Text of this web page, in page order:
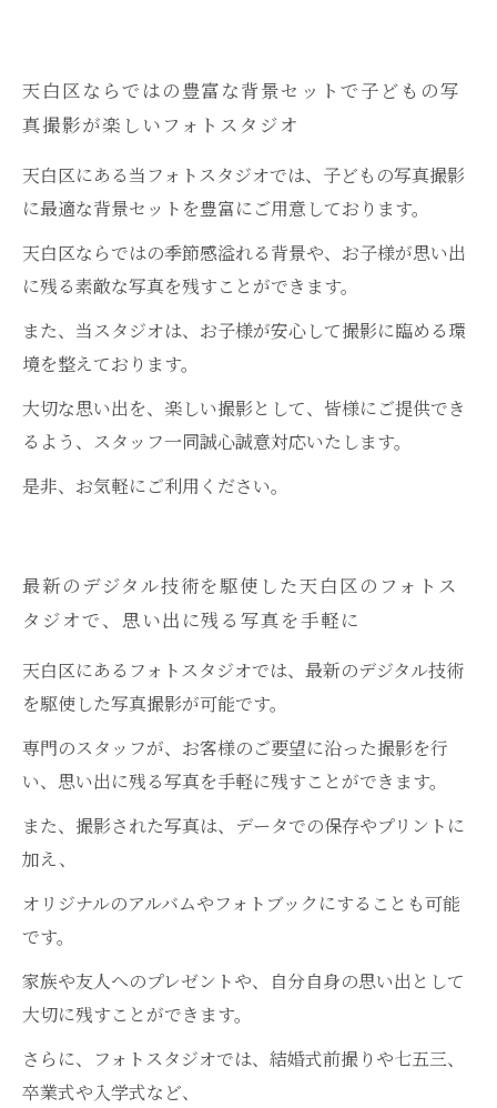
天白区ならではの豊富な背景セットで子どもの写
真撮影が楽しいフォトスタジオ
天白区にある当フォトスタジオでは、子どもの写真撮影
に最適な背景セットを豊富にご用意しております。
天白区ならではの季節感溢れる背景や、お子様が思い出
に残る素敵な写真を残すことができます。
また、当スタジオは、お子様が安心して撮影に臨める環
境を整えております。
大切な思い出を、楽しい撮影として、皆様にご提供でき
るよう、スタッフ一同誠心誠意対応いたします。
是非、お気軽にご利用ください。
最新のデジタル技術を駆使した天白区のフォトス
タジオで、思い出に残る写真を手軽に
天白区にあるフォトスタジオでは、最新のデジタル技術
を駆使した写真撮影が可能です。
専門のスタッフが、お客様のご要望に沿った撮影を行
い、思い出に残る写真を手軽に残すことができます。
また、撮影された写真は、データでの保存やプリントに
加え、
オリジナルのアルバムやフォトブックにすることも可能
です。
家族や友人へのプレゼントや、自分自身の思い出として
大切に残すことができます。
さらに、フォトスタジオでは、結婚式前撮りや七五三、
卒業式や入学式など、